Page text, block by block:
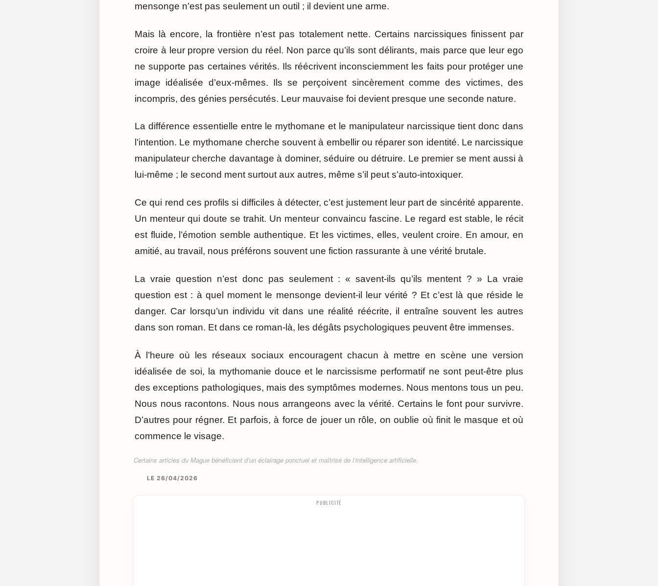
mensonge n’est pas seulement un outil ; il devient une arme.
Mais là encore, la frontière n’est pas totalement nette. Certains narcissiques finissent par
croire à leur propre version du réel. Non parce qu’ils sont délirants, mais parce que leur ego
ne supporte pas certaines vérités. Ils réécrivent inconsciemment les faits pour protéger une
image idéalisée d’eux-mêmes. Ils se perçoivent sincèrement comme des victimes, des
incompris, des génies persécutés. Leur mauvaise foi devient presque une seconde nature.
La différence essentielle entre le mythomane et le manipulateur narcissique tient donc dans
l’intention. Le mythomane cherche souvent à embellir ou réparer son identité. Le narcissique
manipulateur cherche davantage à dominer, séduire ou détruire. Le premier se ment aussi à
lui-même ; le second ment surtout aux autres, même s’il peut s’auto-intoxiquer.
Ce qui rend ces profils si difficiles à détecter, c’est justement leur part de sincérité apparente.
Un menteur qui doute se trahit. Un menteur convaincu fascine. Le regard est stable, le récit
est fluide, l’émotion semble authentique. Et les victimes, elles, veulent croire. En amour, en
amitié, au travail, nous préférons souvent une fiction rassurante à une vérité brutale.
La vraie question n’est donc pas seulement : « savent-ils qu’ils mentent ? » La vraie
question est : à quel moment le mensonge devient-il leur vérité ? Et c’est là que réside le
danger. Car lorsqu’un individu vit dans une réalité réécrite, il entraîne souvent les autres
dans son roman. Et dans ce roman-là, les dégâts psychologiques peuvent être immenses.
À l’heure où les réseaux sociaux encouragent chacun à mettre en scène une version
idéalisée de soi, la mythomanie douce et le narcissisme performatif ne sont peut-être plus
des exceptions pathologiques, mais des symptômes modernes. Nous mentons tous un peu.
Nous nous racontons. Nous nous arrangeons avec la vérité. Certains le font pour survivre.
D’autres pour régner. Et parfois, à force de jouer un rôle, on oublie où finit le masque et où
commence le visage.
Certains articles du Mague bénéficient d’un éclairage ponctuel et maîtrisé de l’intelligence artificielle.
LE 26/04/2026
PUBLICITÉ